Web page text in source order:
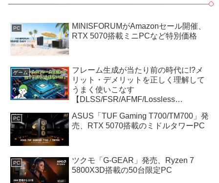
PC
MINISFORUMがAmazonセール開催、
RTX 5070搭載ミニPCなど特別価格
ゲーム
フレーム生成が当たり前の時代に!?メ
リット・デメリットを正しく理解して
うまく使いこなす
【DLSS/FSR/AFMF/Lossless
PC
ASUS「TUF Gaming T700/TM700」発
売、RTX 5070搭載のミドルタワーPC
PC
ツクモ「G-GEAR」発売、Ryzen 7
5800X3D搭載の50台限定PC